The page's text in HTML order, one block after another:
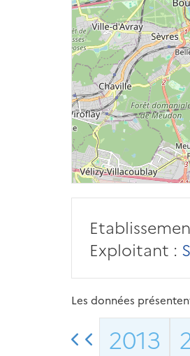
Exploitant :
Les données
2013